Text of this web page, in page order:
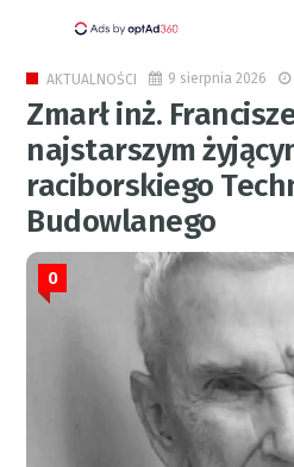
AKTUALNOŚCI 9 sierpnia 2026
Zmarł inż.
najstarszym
raciborskiego
Budowlanego
0